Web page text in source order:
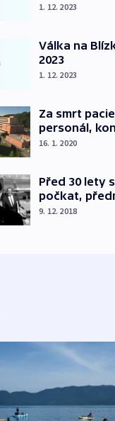
1. 12. 2023
Válka na
2023
1. 12. 2023
Za smrt
personál,
16. 1. 2020
Před 30 lety
počkat,
9. 12. 2018